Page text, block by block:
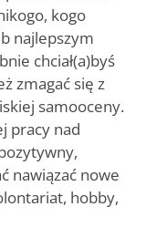
kogo
najlepszym
chciał(a)byś
zmagać się z
samooceny.
pracy nad
nawiązać nowe
hobby,